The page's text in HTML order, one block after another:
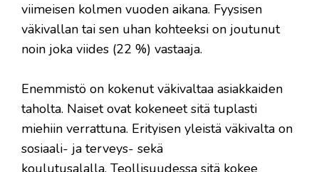
viimeisen kolmen vuoden aikana. Fyysisen
väkivallan tai sen uhan kohteeksi on joutunut
noin joka viides (22 %) vastaaja.
Enemmistö on kokenut väkivaltaa asiakkaiden
taholta. Naiset ovat kokeneet sitä tuplasti
miehiin verrattuna. Erityisen yleistä väkivalta on
sosiaali- ja terveys- sekä
koulutusalalla. Teollisuudessa sitä kokee